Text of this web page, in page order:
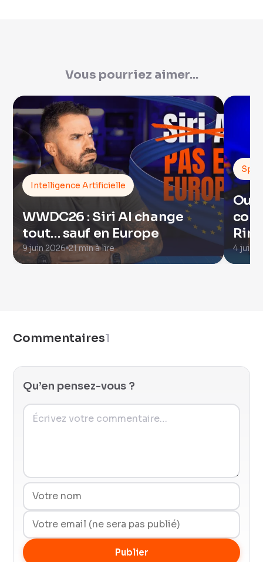
Vous pourriez aimer...
Intelligence Artificielle
WWDC26 : Siri AI change
tout… sauf en Europe
9 juin 2026 21 min à lire 4 juin
Commentaires1
Qu’en pensez-vous ?
Publier